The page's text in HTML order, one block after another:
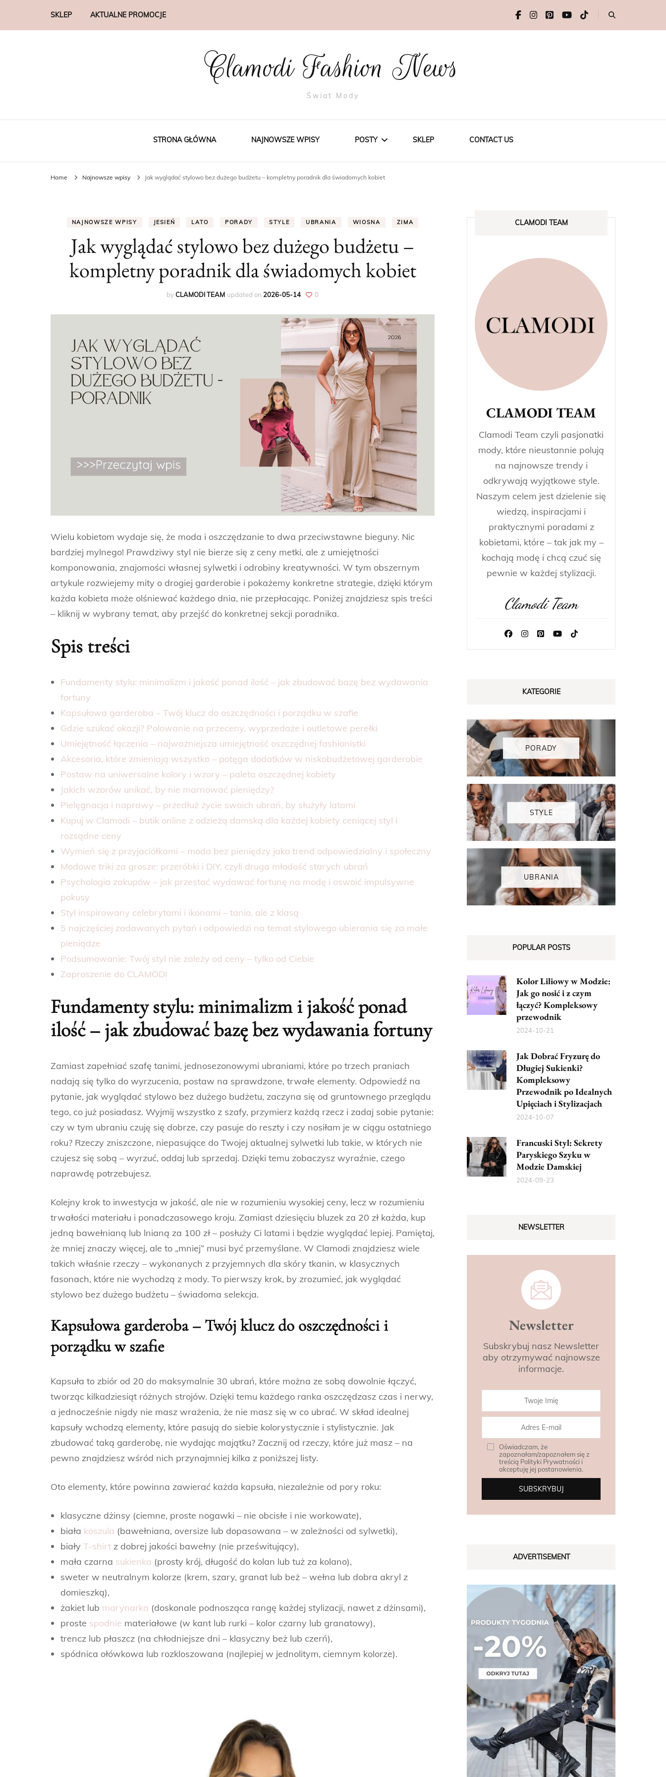
SKLEP AKTUALNE PROMOCJE
Clamodi Fashion News
Świat Mody
STRONA GŁÓWNA NAJNOWSZE WPISY POSTY
DODATKI
WIOSNA
LATO
JESIEŃ
ZIMA
SKLEP CONTACT US
Home Najnowsze wpisy Jak wyglądać stylowo bez dużego budżetu – kompletny poradnik dla świadomych kobiet
NAJNOWSZE WPISY JESIEŃ LATO PORADY STYLE UBRANIA WIOSNA ZIMA
Jak wyglądać stylowo bez dużego budżetu –
kompletny poradnik dla świadomych kobiet
byCLAMODI TEAM updated on 2026-05-14 0
Wielu kobietom wydaje się, że moda i oszczędzanie to dwa przeciwstawne bieguny. Nic
bardziej mylnego! Prawdziwy styl nie bierze się z ceny metki, ale z umiejętności
komponowania, znajomości własnej sylwetki i odrobiny kreatywności. W tym obszernym
artykule rozwiejemy mity o drogiej garderobie i pokażemy konkretne strategie, dzięki którym
każda kobieta może olśniewać każdego dnia, nie przepłacając. Poniżej znajdziesz spis treści
– kliknij w wybrany temat, aby przejść do konkretnej sekcji poradnika.
Spis treści
Fundamenty stylu: minimalizm i jakość ponad ilość – jak zbudować bazę bez wydawania
fortuny
Kapsułowa garderoba – Twój klucz do oszczędności i porządku w szafie
Gdzie szukać okazji? Polowanie na przeceny, wyprzedaże i outletowe perełki
Umiejętność łączenia – najważniejsza umiejętność oszczędnej fashionistki
Akcesoria, które zmieniają wszystko – potęga dodatków w niskobudżetowej garderobie
Postaw na uniwersalne kolory i wzory – paleta oszczędnej kobiety
Jakich wzorów unikać, by nie marnować pieniędzy?
Pielęgnacja i naprawy – przedłuż życie swoich ubrań, by służyły latami
Kupuj w Clamodi – butik online z odzieżą damską dla każdej kobiety ceniącej styl i
rozsądne ceny
Wymień się z przyjaciółkami – moda bez pieniędzy jako trend odpowiedzialny i społeczny
Modowe triki za grosze: przeróbki i DIY, czyli druga młodość starych ubrań
Psychologia zakupów – jak przestać wydawać fortunę na modę i oswoić impulsywne
pokusy
Styl inspirowany celebrytami i ikonami – tanio, ale z klasą
5 najczęściej zadawanych pytań i odpowiedzi na temat stylowego ubierania się za małe
pieniądze
Podsumowanie: Twój styl nie zależy od ceny – tylko od Ciebie
Zaproszenie do CLAMODI
Fundamenty stylu: minimalizm i jakość ponad
ilość – jak zbudować bazę bez wydawania fortuny
Zamiast zapełniać szafę tanimi, jednosezonowymi ubraniami, które po trzech praniach
nadają się tylko do wyrzucenia, postaw na sprawdzone, trwałe elementy. Odpowiedź na
pytanie, jak wyglądać stylowo bez dużego budżetu, zaczyna się od gruntownego przeglądu
tego, co już posiadasz. Wyjmij wszystko z szafy, przymierz każdą rzecz i zadaj sobie pytanie:
czy w tym ubraniu czuję się dobrze, czy pasuje do reszty i czy nosiłam je w ciągu ostatniego
roku? Rzeczy zniszczone, niepasujące do Twojej aktualnej sylwetki lub takie, w których nie
czujesz się sobą – wyrzuć, oddaj lub sprzedaj. Dzięki temu zobaczysz wyraźnie, czego
naprawdę potrzebujesz.
Kolejny krok to inwestycja w jakość, ale nie w rozumieniu wysokiej ceny, lecz w rozumieniu
trwałości materiału i ponadczasowego kroju. Zamiast dziesięciu bluzek za 20 zł każda, kup
jedną bawełnianą lub lnianą za 100 zł – posłuży Ci latami i będzie wyglądać lepiej. Pamiętaj,
że mniej znaczy więcej, ale to „mniej” musi być przemyślane. W Clamodi znajdziesz wiele
takich właśnie rzeczy – wykonanych z przyjemnych dla skóry tkanin, w klasycznych
fasonach, które nie wychodzą z mody. To pierwszy krok, by zrozumieć, jak wyglądać
stylowo bez dużego budżetu – świadoma selekcja.
Kapsułowa garderoba – Twój klucz do oszczędności i
porządku w szafie
Kapsuła to zbiór od 20 do maksymalnie 30 ubrań, które można ze sobą dowolnie łączyć,
tworząc kilkadziesiąt różnych strojów. Dzięki temu każdego ranka oszczędzasz czas i nerwy,
a jednocześnie nigdy nie masz wrażenia, że nie masz się w co ubrać. W skład idealnej
kapsuły wchodzą elementy, które pasują do siebie kolorystycznie i stylistycznie. Jak
zbudować taką garderobę, nie wydając majątku? Zacznij od rzeczy, które już masz – na
pewno znajdziesz wśród nich przynajmniej kilka z poniższej listy.
Oto elementy, które powinna zawierać każda kapsuła, niezależnie od pory roku:
klasyczne dżinsy (ciemne, proste nogawki – nie obcisłe i nie workowate),
biała koszula (bawełniana, oversize lub dopasowana – w zależności od sylwetki),
biały T-shirt z dobrej jakości bawełny (nie prześwitujący),
mała czarna sukienka (prosty krój, długość do kolan lub tuż za kolano),
sweter w neutralnym kolorze (krem, szary, granat lub beż – wełna lub dobra akryl z
domieszką),
żakiet lub marynarka (doskonale podnosząca rangę każdej stylizacji, nawet z dżinsami),
proste spodnie materiałowe (w kant lub rurki – kolor czarny lub granatowy),
trencz lub płaszcz (na chłodniejsze dni – klasyczny beż lub czerń),
spódnica ołówkowa lub rozkloszowana (najlepiej w jednolitym, ciemnym kolorze).
CLAMODI TEAM
CLAMODI TEAM
Clamodi Team czyli pasjonatki
mody, które nieustannie polują
na najnowsze trendy i
odkrywają wyjątkowe style.
Naszym celem jest dzielenie się
wiedzą, inspiracjami i
praktycznymi poradami z
kobietami, które – tak jak my –
kochają modę i chcą czuć się
pewnie w każdej stylizacji.
Clamodi Team
KATEGORIE
PORADY
STYLE
UBRANIA
POPULAR POSTS
Kolor Liliowy w Modzie:
Jak go nosić i z czym
łączyć? Kompleksowy
przewodnik
2024-10-21
Jak Dobrać Fryzurę do
Długiej Sukienki?
Kompleksowy
Przewodnik po Idealnych
Upięciach i Stylizacjach
2024-10-07
Francuski Styl: Sekrety
Paryskiego Szyku w
Modzie Damskiej
2024-09-23
NEWSLETTER
Newsletter
Subskrybuj nasz Newsletter
aby otrzymywać najnowsze
informacje.
Oświadczam, że
zapoznałam/zapoznałem się z
treścią Polityki Prywatności i
akceptuję jej postanowienia.
ADVERTISEMENT